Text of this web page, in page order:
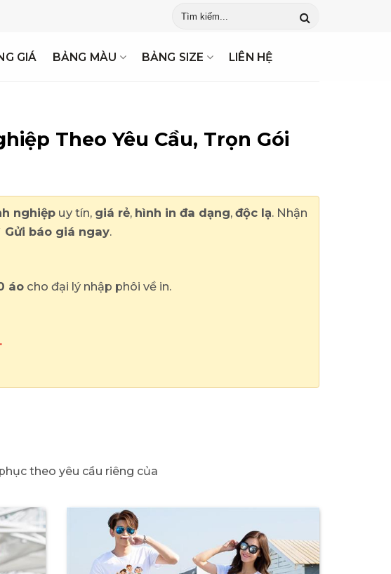
Miễn Phí Thiết Kế May Mẫu ✓ Giao Hàng Tận Nơi ✓ Gửi Báo Giá Ngay
GIÁ BẢNG MÀU BẢNG SIZE LIÊN HỆ
Theo Yêu Cầu, Trọn Gói
nghiệp uy tín, giá rẻ, hình in đa dạng, độc lạ. Nhận
Gửi báo giá ngay.
áo cho đại lý nhập phôi về in.
theo yêu cầu riêng của